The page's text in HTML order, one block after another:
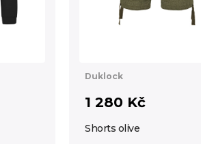
Duklock
1 280 Kč
Shorts olive